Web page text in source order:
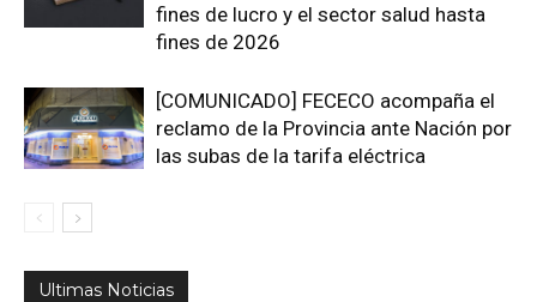
fines de lucro y el sector salud hasta
fines de 2026
[COMUNICADO] FECECO acompaña el
reclamo de la Provincia ante Nación por
las subas de la tarifa eléctrica
Ultimas Noticias